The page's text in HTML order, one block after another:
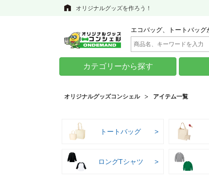
オリジナルグッズを作ろう！
エコバッグ、トートバッ
カテゴリーから探す
オリジナルグッズコンシェル アイテム一覧
トートバッグ
ロングTシャツ